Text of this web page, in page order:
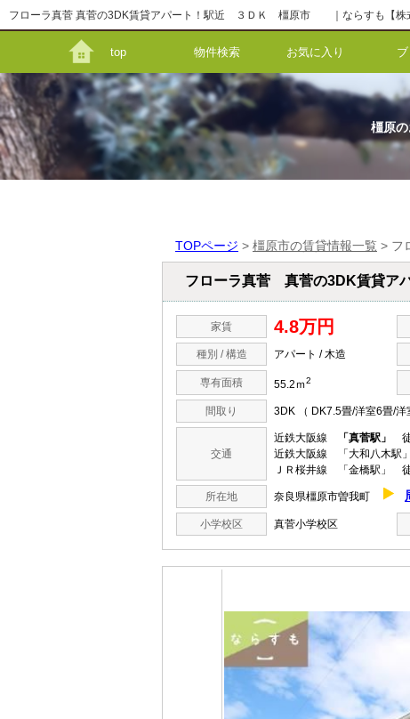
フローラ真菅 真菅の3DK賃貸アパート！駅近 ３ＤＫ 橿原市 ｜ならすも【株
top 物件検索 お気に入り
橿原
TOPページ > 橿原市の賃貸情報一覧 > フ
フローラ真菅 真菅の3DK賃貸ア
家賃 4.8万円
種別 / 構造 アパート / 木造
専有面積 55.2ｍ2
間取り 3DK （ DK7.5畳/洋室6畳/洋
交通
近鉄大阪線 「真菅駅」
近鉄大阪線 「大和八木駅
ＪＲ桜井線 「金橋駅」
所在地 奈良県橿原市曽我町
小学校区 真菅小学校区